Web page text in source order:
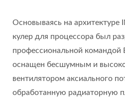
Основываясь на архитектуре
кулер для процессора был
профессиональной командой
оснащен бесшумным и
вентилятором аксиального
обработанную радиаторную